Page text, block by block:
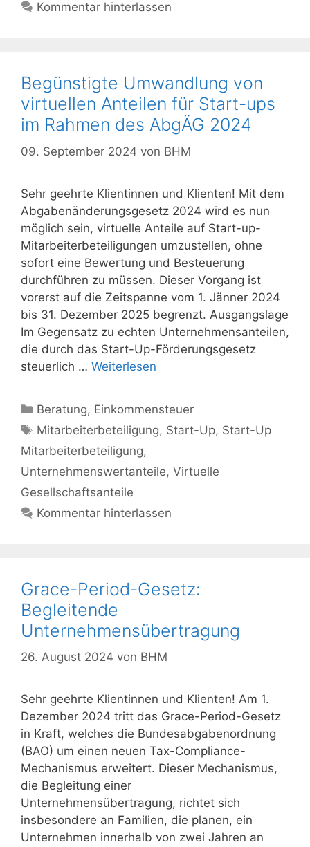
Kommentar hinterlassen
Begünstigte Umwandlung von
virtuellen Anteilen für Start-ups
im Rahmen des AbgÄG 2024
09. September 2024 von BHM
Sehr geehrte Klientinnen und Klienten! Mit dem
Abgabenänderungsgesetz 2024 wird es nun
möglich sein, virtuelle Anteile auf Start-up-
Mitarbeiterbeteiligungen umzustellen, ohne
sofort eine Bewertung und Besteuerung
durchführen zu müssen. Dieser Vorgang ist
vorerst auf die Zeitspanne vom 1. Jänner 2024
bis 31. Dezember 2025 begrenzt. Ausgangslage
Im Gegensatz zu echten Unternehmensanteilen,
die durch das Start-Up-Förderungsgesetz
steuerlich … Weiterlesen
Kategorien
Beratung, Einkommensteuer
Schlagwörter
Mitarbeiterbeteiligung, Start-Up, Start-Up
Mitarbeiterbeteiligung,
Unternehmenswertanteile, Virtuelle
Gesellschaftsanteile
Kommentar hinterlassen
Grace-Period-Gesetz:
Begleitende
Unternehmensübertragung
26. August 2024 von BHM
Sehr geehrte Klientinnen und Klienten! Am 1.
Dezember 2024 tritt das Grace-Period-Gesetz
in Kraft, welches die Bundesabgabenordnung
(BAO) um einen neuen Tax-Compliance-
Mechanismus erweitert. Dieser Mechanismus,
die Begleitung einer
Unternehmensübertragung, richtet sich
insbesondere an Familien, die planen, ein
Unternehmen innerhalb von zwei Jahren an